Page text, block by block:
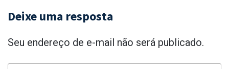
Deixe uma resposta
Seu endereço de e-mail não será publicado.